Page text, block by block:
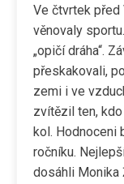
Ve čtvrtek před
věnovaly
„opičí dráha“.
přeskakovali,
zemi i ve
zvítězil ten,
kol. Hodnoceni
ročníku.
dosáhli Monika